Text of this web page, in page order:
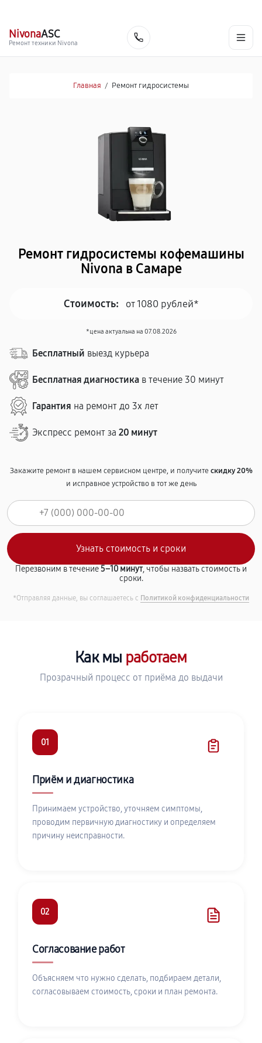
NivonaASC
Ремонт техники Nivona
Главная / Ремонт гидросистемы
Ремонт гидросистемы кофемашины
Nivona в Самаре
Стоимость: от 1080 рублей*
*цена актуальна на 07.08.2026
Бесплатный выезд курьера
Бесплатная диагностика в течение 30 минут
Гарантия на ремонт до 3х лет
Экспресс ремонт за 20 минут
Закажите ремонт в нашем сервисном центре, и получитескидку 20%
и исправное устройство в тот же день
Перезвоним в течение5–10 минут, чтобы назвать стоимость и
сроки.
*Отправляя данные, вы соглашаетесь с Политикой конфиденциальности
Как мы работаем
Прозрачный процесс от приёма до выдачи
01
Приём и диагностика
Принимаем устройство, уточняем симптомы,
проводим первичную диагностику и определяем
причину неисправности.
02
Согласование работ
Объясняем что нужно сделать, подбираем детали,
согласовываем стоимость, сроки и план ремонта.